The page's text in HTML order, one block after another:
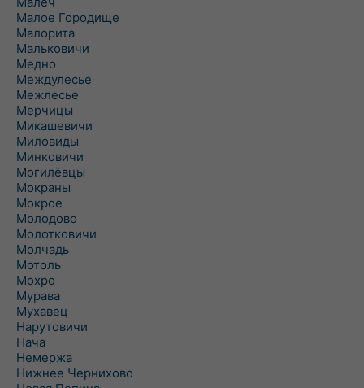
Малое Городище
Малорита
Мальковичи
Медно
Междулесье
Межлесье
Мерчицы
Микашевичи
Миловиды
Минковичи
Могилёвцы
Мокраны
Мокрое
Молодово
Молотковичи
Молчадь
Мотоль
Мохро
Мурава
Мухавец
Нарутовичи
Нача
Немержа
Нижнее Чернихово